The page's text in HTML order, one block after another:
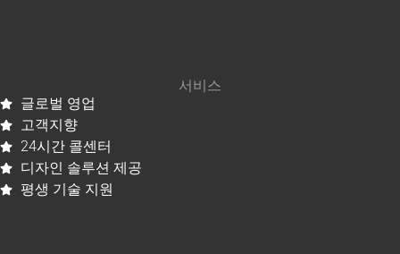
서비스
글로벌 영업
고객지향
24시간 콜센터
디자인 솔루션 제공
평생 기술 지원